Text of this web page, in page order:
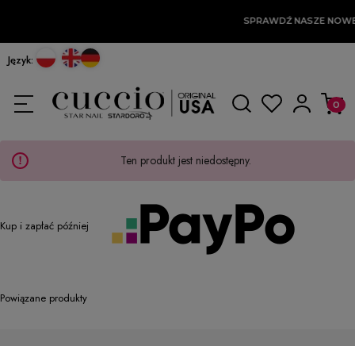
SPRAWDŹ NASZE
Język:
Ten produkt jest niedostępny.
Kup i zapłać później
Powiązane produkty